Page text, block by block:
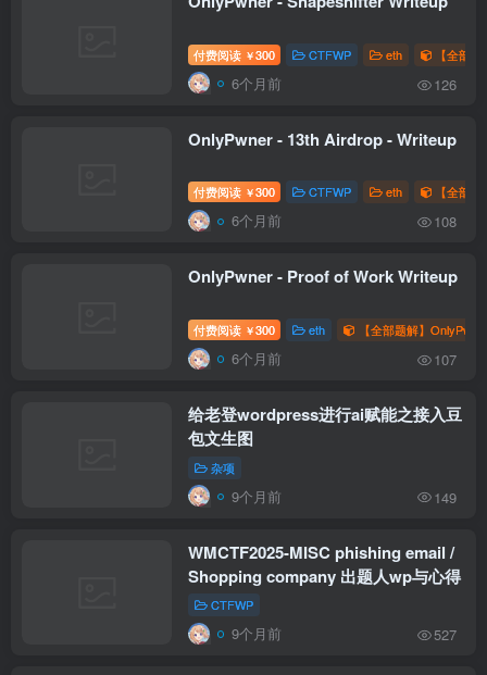
付费阅读 ￥300 CTFWP eth 【全部
6个月前 126
OnlyPwner - 13th Airdrop - Writeup
付费阅读 ￥300 CTFWP eth 【全部
6个月前 108
OnlyPwner - Proof of Work Writeup
付费阅读 ￥300 eth 【全部题解】
6个月前 107
给老登wordpress进行ai赋能之接入豆
包文生图
杂项
9个月前 149
WMCTF2025-MISC phishing email /
Shopping company 出题人wp与心得
CTFWP
9个月前 527